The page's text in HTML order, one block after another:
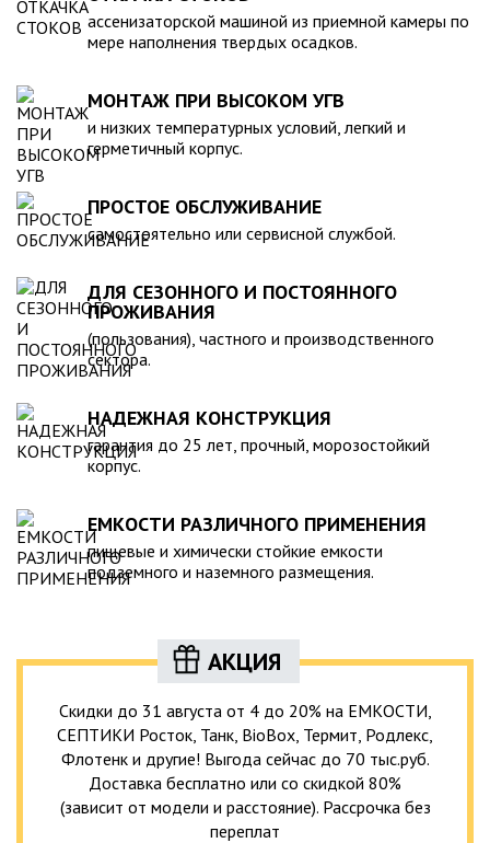
компанией, произведена в полном соответствии с
действующими стандартами и полностью безопасна в
экологическом отношении.
ассенизаторской машиной из приемной камеры по
мере наполнения твердых осадков.
МОНТАЖ ПРИ ВЫСОКОМ УГВ
и низких температурных условий, легкий и
герметичный корпус.
ПРОСТОЕ ОБСЛУЖИВАНИЕ
самостоятельно или сервисной службой.
ДЛЯ СЕЗОННОГО И ПОСТОЯННОГО
ПРОЖИВАНИЯ
(пользования), частного и производственного
сектора.
НАДЕЖНАЯ КОНСТРУКЦИЯ
гарантия до 25 лет, прочный, морозостойкий
корпус.
ЕМКОСТИ РАЗЛИЧНОГО ПРИМЕНЕНИЯ
пищевые и химически стойкие емкости
подземного и наземного размещения.
АКЦИЯ
Скидки до 31 августа от 4 до 20% на ЕМКОСТИ,
СЕПТИКИ Росток, Танк, BioBox, Термит, Родлекс,
Флотенк и другие! Выгода сейчас до 70 тыс.руб.
Доставка бесплатно или со скидкой 80%
(зависит от модели и расстояние). Рассрочка без
переплат